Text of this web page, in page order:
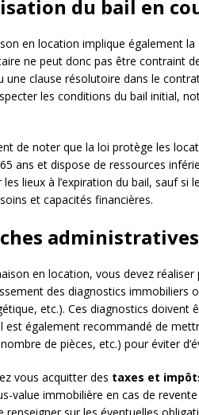
du bail en
en location implique également la
ne peut donc pas être contraint
une clause résolutoire dans le
les conditions du bail initial,
de noter que la loi protège les
ans et dispose de ressources
lieux à l’expiration du bail, sauf
et capacités financières.
en location, vous devez réaliser
des diagnostics immobiliers
etc.). Ces diagnostics doivent
est également recommandé de
de pièces, etc.) pour éviter
vous acquitter des taxes et
value immobilière en cas de